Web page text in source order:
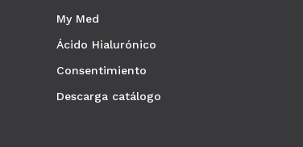
My Med
Ácido Hialurónico
Consentimiento
Descarga catálogo